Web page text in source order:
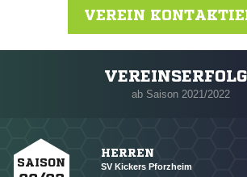
VEREIN
Nachricht an SV Kickers
ab Saison 2021/2022
SAISON
HERREN
SV Kickers Pforzheim